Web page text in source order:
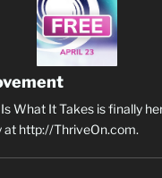
What It Takes is finally
at http://ThriveOn.com.